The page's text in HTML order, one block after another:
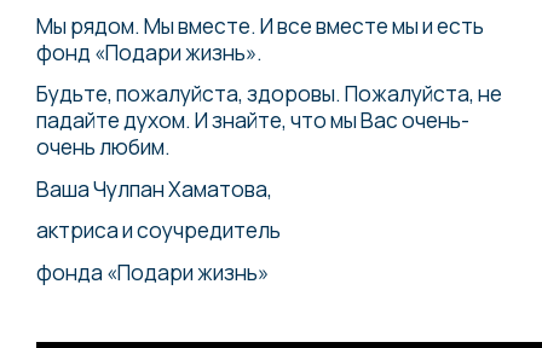
Мы рядом. Мы вместе. И все вместе мы и есть
фонд «Подари жизнь».
Будьте, пожалуйста, здоровы. Пожалуйста, не
падайте духом. И знайте, что мы Вас очень-
очень любим.
Ваша Чулпан Хаматова,
актриса и coучредитель
фонда «Подари жизнь»